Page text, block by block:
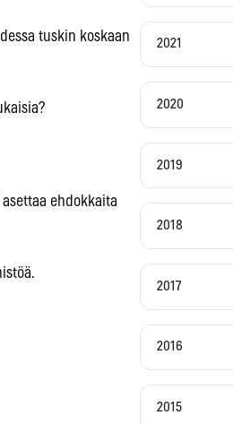
tuskin koskaan
ehdokkaita
2021
2020
2019
2018
2017
2016
2015